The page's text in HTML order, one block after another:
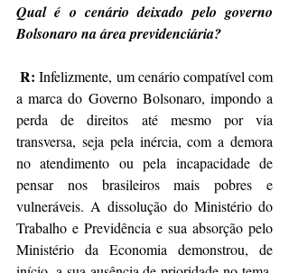
Qual é o cenário deixado pelo governo
Bolsonaro na área previdenciária?
R: Infelizmente, um cenário compatível com
a marca do Governo Bolsonaro, impondo a
perda de direitos até mesmo por via
transversa, seja pela inércia, com a demora
no atendimento ou pela incapacidade de
pensar nos brasileiros mais pobres e
vulneráveis. A dissolução do Ministério do
Trabalho e Previdência e sua absorção pelo
Ministério da Economia demonstrou, de